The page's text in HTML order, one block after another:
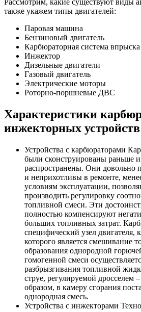
Рассмотрим, какие существуют виды
также укажем типы двигателей:
Паровая машина
Бензиновый двигатель
Карбюраторная система впрыска
Инжектор
Дизельные двигатели
Газовый двигатель
Электрические моторы
Роторно-поршневые ДВС
Характеристики
инжекторных устройств
Устройства с карбюраторами
были сконструированы раньше и
распространены. Они довольно
и неприхотливы в ремонте,
условиям эксплуатации,
производить регулировку
топливной смеси. Эти
полностью компенсируют
больших топливных затрат.
специфический узел двигателя,
которого является смешивание
образования однородной
гомогенной смеси
разбрызгивания топливной
струе, регулируемой дросселем
образом, в камеру сгорания
однородная смесь.
Устройства с инжекторами